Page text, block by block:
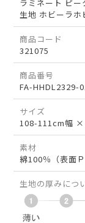
ラミネート ピー
生地 ホビーラホ
商品コード
321075
商品番号
FA-HHDL2329-
サイズ
108-111cm幅 ×
素材
綿100％（表面
生地の厚みにつ